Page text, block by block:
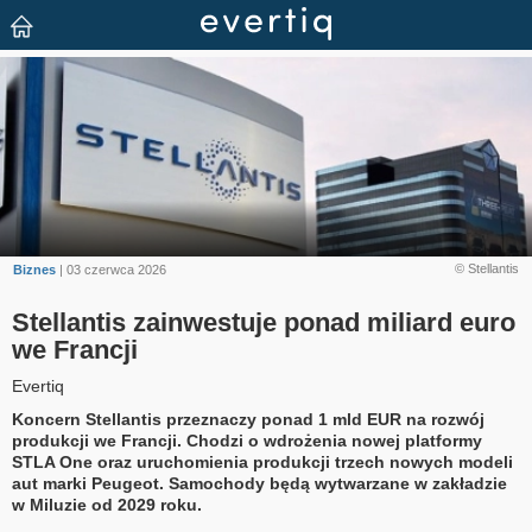
© Stellantis
Biznes | 03 czerwca 2026
Stellantis zainwestuje ponad miliard euro
we Francji
Evertiq
Koncern Stellantis przeznaczy ponad 1 mld EUR na rozwój
produkcji we Francji. Chodzi o wdrożenia nowej platformy
STLA One oraz uruchomienia produkcji trzech nowych modeli
aut marki Peugeot. Samochody będą wytwarzane w zakładzie
w Miluzie od 2029 roku.